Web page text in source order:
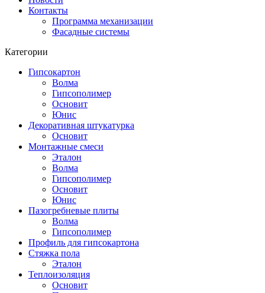
Контакты
Программа механизации
Фасадные системы
Категории
Гипсокартон
Волма
Гипсополимер
Основит
Юнис
Декоративная штукатурка
Основит
Монтажные смеси
Эталон
Волма
Гипсополимер
Основит
Юнис
Пазогребневые плиты
Волма
Гипсополимер
Профиль для гипсокартона
Стяжка пола
Эталон
Теплоизоляция
Основит